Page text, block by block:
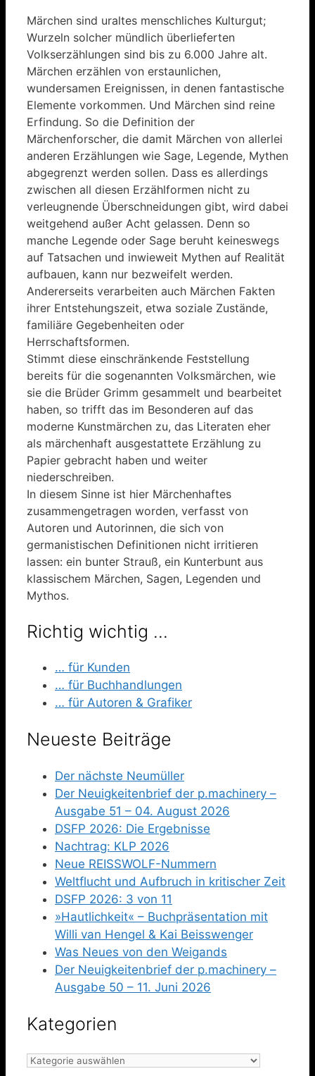
Märchen sind uraltes menschliches Kulturgut;
Wurzeln solcher mündlich überlieferten
Volkserzählungen sind bis zu 6.000 Jahre alt.
Märchen erzählen von erstaunlichen,
wundersamen Ereignissen, in denen fantastische
Elemente vorkommen. Und Märchen sind reine
Erfindung. So die Definition der
Märchenforscher, die damit Märchen von allerlei
anderen Erzählungen wie Sage, Legende, Mythen
abgegrenzt werden sollen. Dass es allerdings
zwischen all diesen Erzählformen nicht zu
verleugnende Überschneidungen gibt, wird dabei
weitgehend außer Acht gelassen. Denn so
manche Legende oder Sage beruht keineswegs
auf Tatsachen und inwieweit Mythen auf Realität
aufbauen, kann nur bezweifelt werden.
Andererseits verarbeiten auch Märchen Fakten
ihrer Entstehungszeit, etwa soziale Zustände,
familiäre Gegebenheiten oder
Herrschaftsformen.
Stimmt diese einschränkende Feststellung
bereits für die sogenannten Volksmärchen, wie
sie die Brüder Grimm gesammelt und bearbeitet
haben, so trifft das im Besonderen auf das
moderne Kunstmärchen zu, das Literaten eher
als märchenhaft ausgestattete Erzählung zu
Papier gebracht haben und weiter
niederschreiben.
In diesem Sinne ist hier Märchenhaftes
zusammengetragen worden, verfasst von
Autoren und Autorinnen, die sich von
germanistischen Definitionen nicht irritieren
lassen: ein bunter Strauß, ein Kunterbunt aus
klassischem Märchen, Sagen, Legenden und
Mythos.
Richtig wichtig …
… für Kunden
… für Buchhandlungen
… für Autoren & Grafiker
Neueste Beiträge
Der nächste Neumüller
Der Neuigkeitenbrief der p.machinery –
Ausgabe 51 – 04. August 2026
DSFP 2026: Die Ergebnisse
Nachtrag: KLP 2026
Neue REISSWOLF-Nummern
Weltflucht und Aufbruch in kritischer Zeit
DSFP 2026: 3 von 11
»Hautlichkeit« – Buchpräsentation mit
Willi van Hengel & Kai Beisswenger
Was Neues von den Weigands
Der Neuigkeitenbrief der p.machinery –
Ausgabe 50 – 11. Juni 2026
Kategorien
Kategorien